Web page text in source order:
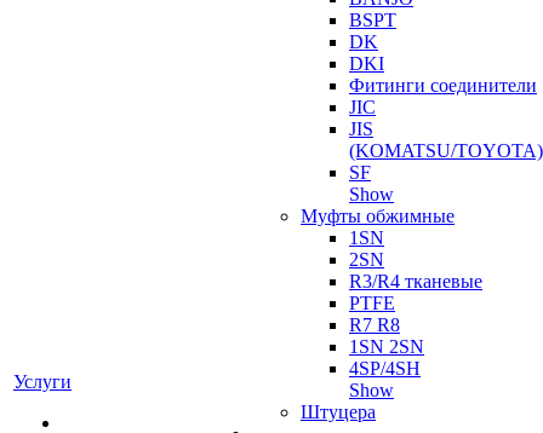
Услуги
BSPT
DK
DKI
Фитинги соединители
JIC
JIS
(KOMATSU/TOYOTA)
SF
Show
Муфты обжимные
1SN
2SN
R3/R4 тканевые
PTFE
R7 R8
1SN 2SN
4SP/4SH
Show
Штуцера